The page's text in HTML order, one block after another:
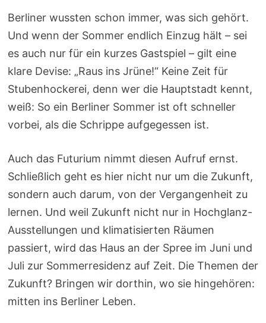
Berliner wussten schon immer, was sich gehört.
Und wenn der Sommer endlich Einzug hält – sei
es auch nur für ein kurzes Gastspiel – gilt eine
klare Devise: „Raus ins Jrüne!“ Keine Zeit für
Stubenhockerei, denn wer die Hauptstadt kennt,
weiß: So ein Berliner Sommer ist oft schneller
vorbei, als die Schrippe aufgegessen ist.
Auch das Futurium nimmt diesen Aufruf ernst.
Schließlich geht es hier nicht nur um die Zukunft,
sondern auch darum, von der Vergangenheit zu
lernen. Und weil Zukunft nicht nur in Hochglanz-
Ausstellungen und klimatisierten Räumen
passiert, wird das Haus an der Spree im Juni und
Juli zur Sommerresidenz auf Zeit. Die Themen der
Zukunft? Bringen wir dorthin, wo sie hingehören:
mitten ins Berliner Leben.